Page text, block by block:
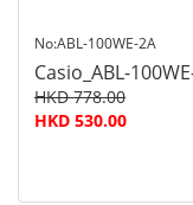
No:ABL-100WE-2A
Casio_ABL-
HKD 778.00
HKD 530.00